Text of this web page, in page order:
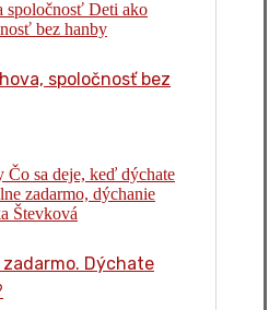
spoločnosť bez
Dýchate